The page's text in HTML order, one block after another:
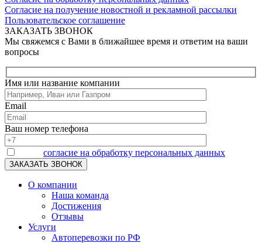
Согласие на получение новостной и рекламной рассылки
Пользовательское соглашение
ЗАКАЗАТЬ ЗВОНОК
Мы свяжемся с Вами в ближайшее время и ответим на ваши
вопросы
Имя или название компании
Email
Ваш номер телефона
согласие на обработку персональных данных
О компании
Наша команда
Достижения
Отзывы
Услуги
Автоперевозки по РФ